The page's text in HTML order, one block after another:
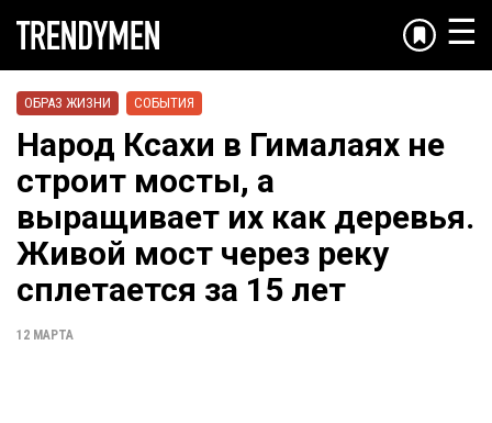
☰
ОБРАЗ ЖИЗНИ СОБЫТИЯ
Народ Ксахи в Гималаях не
строит мосты, а
выращивает их как деревья.
Живой мост через реку
сплетается за 15 лет
12 МАРТА